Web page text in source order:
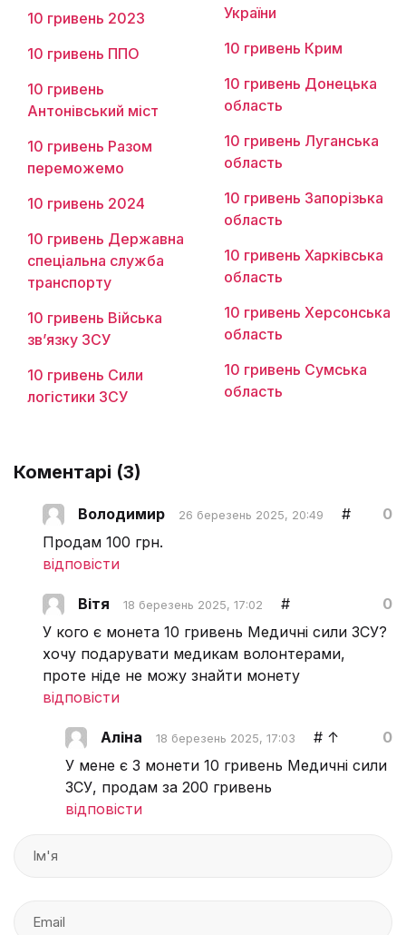
10 гривень 2023
10 гривень ППО
10 гривень
Антонівський міст
10 гривень Разом
переможемо
10 гривень 2024
10 гривень Державна
спеціальна служба
транспорту
10 гривень Війська
зв’язку ЗСУ
10 гривень Сили
логістики ЗСУ
України
10 гривень Крим
10 гривень Донецька
область
10 гривень Луганська
область
10 гривень Запорізька
область
10 гривень Харківська
область
10 гривень Херсонська
область
10 гривень Сумська
область
Коментарі (3)
Володимир 26 березень 2025, 20:49 #
0
Продам 100 грн.
відповісти
Вітя 18 березень 2025, 17:02 #
0
У кого є монета 10 гривень Медичні сили ЗСУ?
хочу подарувати медикам волонтерами,
проте ніде не можу знайти монету
відповісти
Аліна 18 березень 2025, 17:03 # ↑
0
У мене є 3 монети 10 гривень Медичні сили
ЗСУ, продам за 200 гривень
відповісти